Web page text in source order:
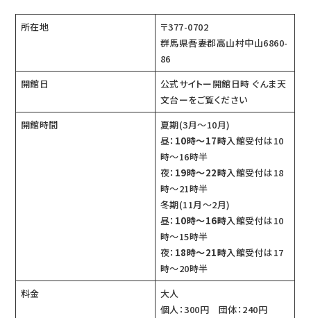
所在地
〒377-0702
群馬県吾妻郡高山村中山6860-
86
開館日
公式サイトー開館日時 ぐんま天
文台ーをご覧ください
開館時間
夏期(3月〜10月)
昼： 10時〜17時入館受付は10
時〜16時半
夜： 19時〜22時入館受付は18
時〜21時半
冬期(11月〜2月)
昼： 10時〜16時入館受付は10
時〜15時半
夜： 18時〜21時入館受付は17
時〜20時半
料金
大人
個人：300円 団体：240円